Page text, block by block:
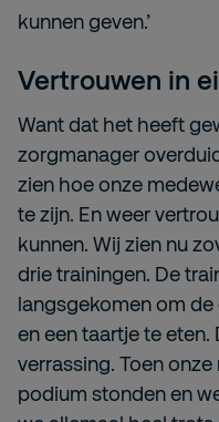
kunnen geven.’
Vertrouwen in
Want dat het heeft
zorgmanager
zien hoe onze
te zijn. En weer
kunnen. Wij zien nu
drie trainingen. De
langsgekomen om
en een taartje te
verrassing. Toen
podium stonden en